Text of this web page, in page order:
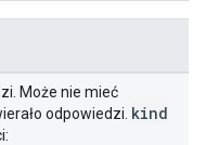
Może nie mieć
odpowiedzi. kind